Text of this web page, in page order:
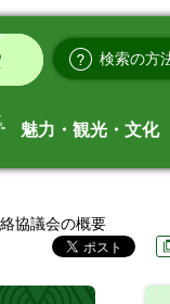
検索の方
魅力・観光・文化
協議会の概要